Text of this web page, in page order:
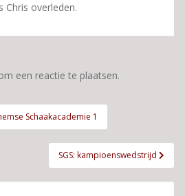
Chris overleden.
een reactie te plaatsen.
Schaakacademie 1
SGS: kampioenswedstrijd